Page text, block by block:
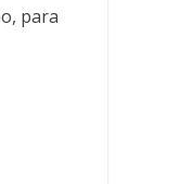
para